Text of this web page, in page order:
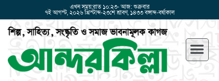
এখন সময়:রাত ১০:২৩- আজ: শুক্রবার
৭ই আগস্ট, ২০২৬ খ্রিস্টাব্দ-২৩শে শ্রাবণ, ১৪৩৩ বঙ্গাব্দ-বর্ষাকাল